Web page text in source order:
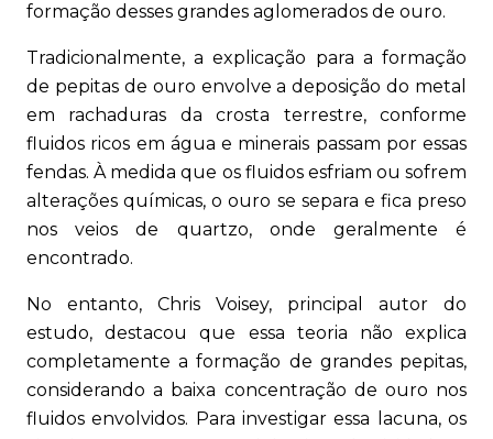
formação desses grandes aglomerados de ouro.
Tradicionalmente, a explicação para a formação
de pepitas de ouro envolve a deposição do metal
em rachaduras da crosta terrestre, conforme
fluidos ricos em água e minerais passam por essas
fendas. À medida que os fluidos esfriam ou sofrem
alterações químicas, o ouro se separa e fica preso
nos veios de quartzo, onde geralmente é
encontrado.
No entanto, Chris Voisey, principal autor do
estudo, destacou que essa teoria não explica
completamente a formação de grandes pepitas,
considerando a baixa concentração de ouro nos
fluidos envolvidos. Para investigar essa lacuna, os